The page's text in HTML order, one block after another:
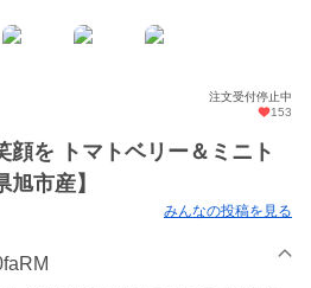
注文受付停止中
153
顔を トマトベリー＆ミニト
市産】
みんなの投稿を見る